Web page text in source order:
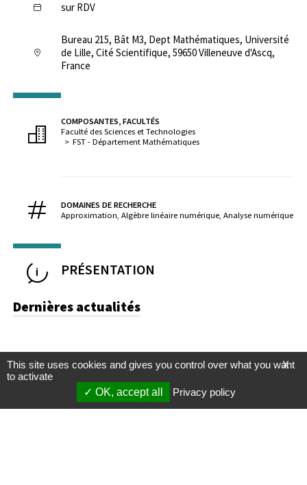
sur RDV
Bureau 215, Bât M3, Dept Mathématiques, Université
de Lille, Cité Scientifique, 59650 Villeneuve d'Ascq,
France
COMPOSANTES, FACULTÉS
Faculté des Sciences et Technologies
FST - Département Mathématiques
DOMAINES DE RECHERCHE
Approximation, Algèbre linéaire numérique, Analyse numérique
PRÉSENTATION
Dernières actualités
X
This site uses cookies and gives you control over what you want
to activate
OK, accept all
Privacy policy